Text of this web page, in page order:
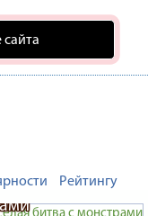
Рейтингу
битва с